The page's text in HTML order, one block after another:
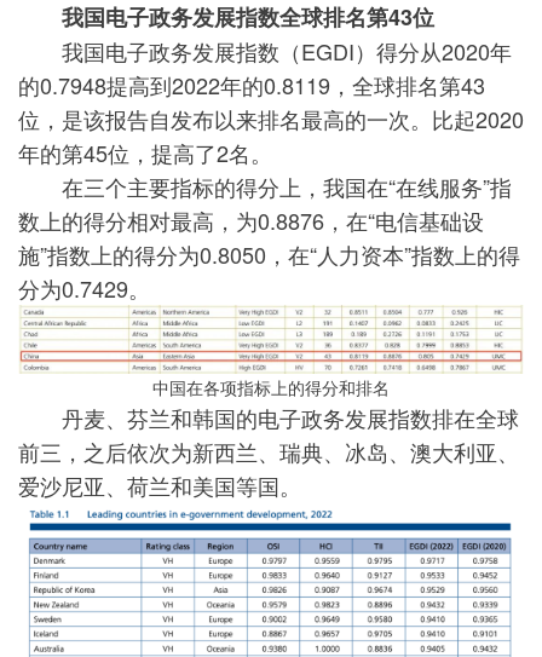
我国电子政务发展指数全球排名第43位
我国电子政务发展指数（EGDI）得分从2020年
的0.7948提高到2022年的0.8119，全球排名第43
位，是该报告自发布以来排名最高的一次。比起2020
年的第45位，提高了2名。
在三个主要指标的得分上，我国在“在线服务”指
数上的得分相对最高，为0.8876，在“电信基础设
施”指数上的得分为0.8050，在“人力资本”指数上的得
分为0.7429。
中国在各项指标上的得分和排名
丹麦、芬兰和韩国的电子政务发展指数排在全球
前三，之后依次为新西兰、瑞典、冰岛、澳大利亚、
爱沙尼亚、荷兰和美国等国。